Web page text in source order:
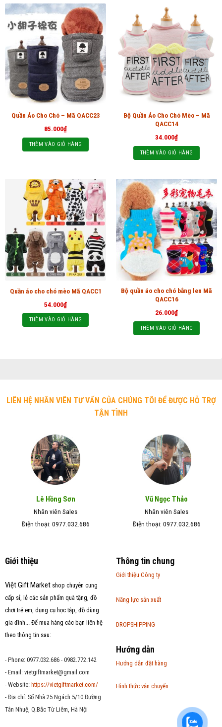
Quần Áo Cho Chó – Mã QACC23
85.000₫
THÊM VÀO GIỎ HÀNG
Bộ Quần Áo Cho Chó Mèo – Mã
QACC14
34.000₫
THÊM VÀO GIỎ HÀNG
Quần áo cho chó mèo Mã QACC1
54.000₫
THÊM VÀO GIỎ HÀNG
Bộ quần áo cho chó bằng len Mã
QACC16
26.000₫
THÊM VÀO GIỎ HÀNG
LIÊN HỆ NHÂN VIÊN TƯ VẤN CỦA CHÚNG TÔI ĐỂ ĐƯỢC HỖ TRỢ
TẬN TÌNH
Lê Hồng Sơn
Nhân viên Sales
Điện thoại: 0977.032.686
Vũ Ngọc Thảo
Nhân viên Sales
Điện thoại: 0977.032.686
Giới thiệu
Việt Gift Marketshop chuyên cung
cấp sỉ, lẻ các sản phẩm quà tặng, đồ
chơi trẻ em, dụng cụ học tập, đồ dùng
gia đình... Để mua hàng các bạn liên hệ
theo thông tin sau:
- Phone: 0977.032.686 - 0982.772.142
- Email: vietgiftmarket@gmail.com
- Website: https://vietgiftmarket.com/
- Địa chỉ: Số Nhà 25 Ngách 5/10 Đường
Tân Nhuệ, Q.Bắc Từ Liêm, Hà Nội
Thông tin chung
Giới thiệu Công ty
Năng lực sản xuất
DROPSHIPPING
Hướng dẫn
Hướng dẫn đặt hàng
Hình thức vận chuyển